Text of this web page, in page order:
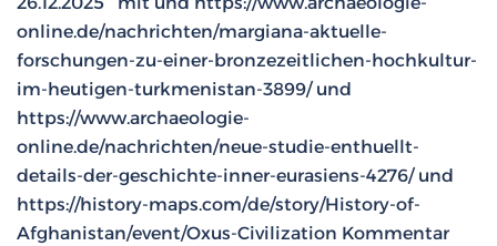
online.de/nachrichten/margiana-aktuelle-
forschungen-zu-einer-bronzezeitlichen-hochkultur-
im-heutigen-turkmenistan-3899/ und
https://www.archaeologie-
online.de/nachrichten/neue-studie-enthuellt-
details-der-geschichte-inner-eurasiens-4276/ und
https://history-maps.com/de/story/History-of-
Afghanistan/event/Oxus-Civilization Kommentar